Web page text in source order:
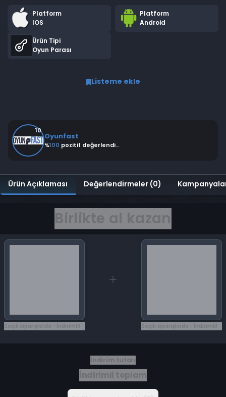
Platform
IOS
Platform
Android
Ürün Tipi
Oyun Parası
Listeme ekle
10
Oyunfast
%100 pozitif değerlendirme
Ürün Açıklaması Değerlendirmeler (0)
Seçili siparişlerde - İndirimli! Seçili siparişlerde - İndirimli!